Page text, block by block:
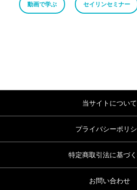
動画で学ぶ セイリンセミナー
当サイトについて
プライバシーポリ
特定商取引法に基づ
お問い合わせ